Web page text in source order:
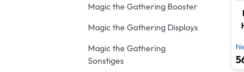
Magic the Gathering Booster
Magic the Gathering Displays
Magic the Gathering
Sonstiges